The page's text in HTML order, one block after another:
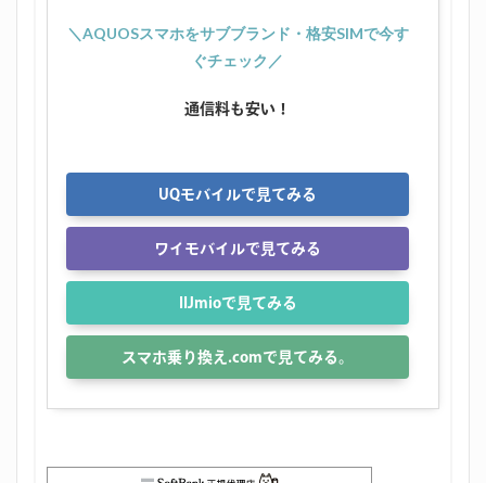
＼AQUOSスマホをサブブランド・格安SIMで今す
ぐチェック／
通信料も安い！
UQモバイルで見てみる
ワイモバイルで見てみる
IIJmioで見てみる
スマホ乗り換え.comで見てみる。